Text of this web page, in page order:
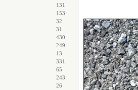
131
153
32
31
430
249
13
331
65
243
26